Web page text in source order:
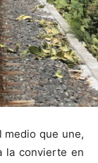
medio que une,
la convierte en